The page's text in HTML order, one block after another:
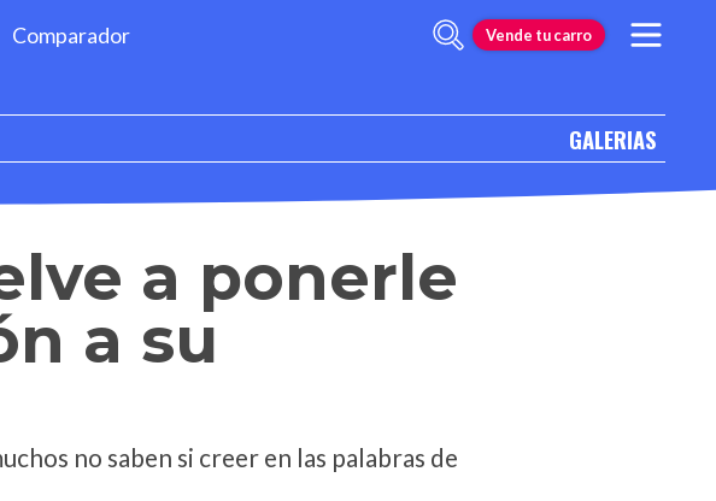
Comparador Vende tu carro
GALERIAS
a ponerle
a su
no saben si creer en las palabras de